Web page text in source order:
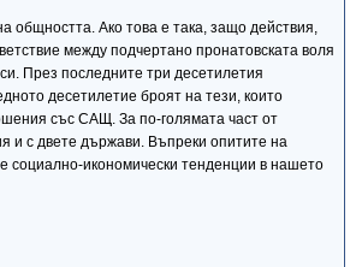
общността. Ако това е така, защо действия,
между подчертано пронатовската воля
През последните три десетилетия
десетилетие броят на тези, които
със САЩ. За по-голямата част от
и с двете държави. Въпреки опитите на
социално-икономически тенденции в нашето